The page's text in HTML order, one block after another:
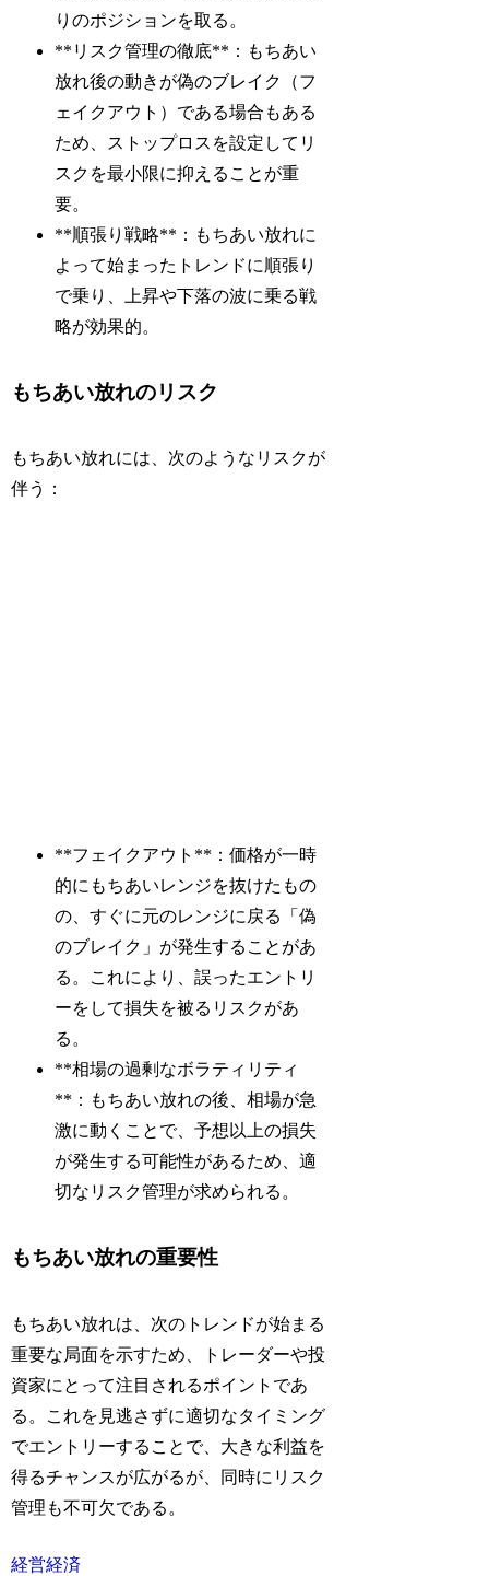
りのポジションを取る。
**リスク管理の徹底**：もちあい
放れ後の動きが偽のブレイク（フ
ェイクアウト）である場合もある
ため、ストップロスを設定してリ
スクを最小限に抑えることが重
要。
**順張り戦略**：もちあい放れに
よって始まったトレンドに順張り
で乗り、上昇や下落の波に乗る戦
略が効果的。
もちあい放れのリスク
もちあい放れには、次のようなリスクが
伴う：
**フェイクアウト**：価格が一時
的にもちあいレンジを抜けたもの
の、すぐに元のレンジに戻る「偽
のブレイク」が発生することがあ
る。これにより、誤ったエントリ
ーをして損失を被るリスクがあ
る。
**相場の過剰なボラティリティ
**：もちあい放れの後、相場が急
激に動くことで、予想以上の損失
が発生する可能性があるため、適
切なリスク管理が求められる。
もちあい放れの重要性
もちあい放れは、次のトレンドが始まる
重要な局面を示すため、トレーダーや投
資家にとって注目されるポイントであ
る。これを見逃さずに適切なタイミング
でエントリーすることで、大きな利益を
得るチャンスが広がるが、同時にリスク
管理も不可欠である。
経営経済